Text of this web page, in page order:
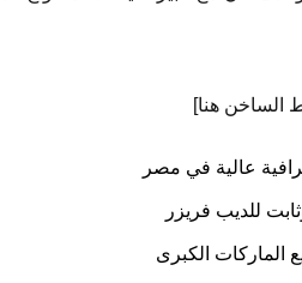
الساخن هنا]
عالية في مصر
للديب فريزر
الكبرى